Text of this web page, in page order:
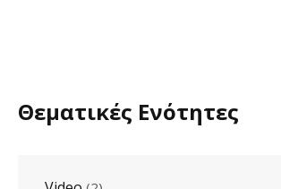
Θεματικές Ενότητες